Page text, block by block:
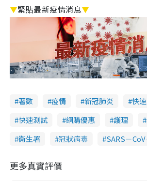
▼緊貼最新疫情消息▼
著數 疫情 新冠肺炎
快
快速測試
網購優惠 護理
衞生署
冠狀病毒 SARS－
更多真實評價